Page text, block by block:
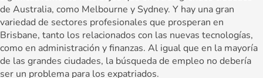
de Australia, como Melbourne y Sydney. Y hay una gran
variedad de sectores profesionales que prosperan en
Brisbane, tanto los relacionados con las nuevas tecnologías,
como en administración y finanzas. Al igual que en la mayoría
de las grandes ciudades, la búsqueda de empleo no debería
ser un problema para los expatriados.